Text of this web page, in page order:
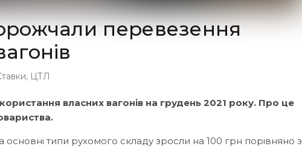
перевезення
, ЦТЛ
власних вагонів на грудень 2021 року. Про це
типи рухомого складу зросли на 100 грн порівняно з